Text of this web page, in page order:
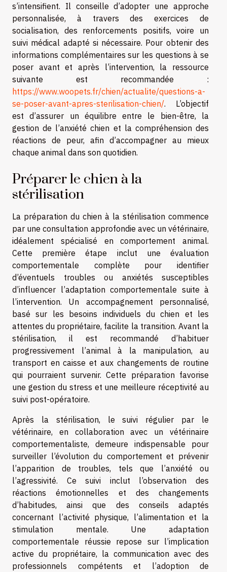
s’intensifient. Il conseille d’adopter une approche
personnalisée, à travers des exercices de
socialisation, des renforcements positifs, voire un
suivi médical adapté si nécessaire. Pour obtenir des
informations complémentaires sur les questions à se
poser avant et après l’intervention, la ressource
suivante est recommandée :
https://www.woopets.fr/chien/actualite/questions-a-
se-poser-avant-apres-sterilisation-chien/. L’objectif
est d’assurer un équilibre entre le bien-être, la
gestion de l’anxiété chien et la compréhension des
réactions de peur, afin d’accompagner au mieux
chaque animal dans son quotidien.
Préparer le chien à la
stérilisation
La préparation du chien à la stérilisation commence
par une consultation approfondie avec un vétérinaire,
idéalement spécialisé en comportement animal.
Cette première étape inclut une évaluation
comportementale complète pour identifier
d’éventuels troubles ou anxiétés susceptibles
d’influencer l’adaptation comportementale suite à
l’intervention. Un accompagnement personnalisé,
basé sur les besoins individuels du chien et les
attentes du propriétaire, facilite la transition. Avant la
stérilisation, il est recommandé d’habituer
progressivement l’animal à la manipulation, au
transport en caisse et aux changements de routine
qui pourraient survenir. Cette préparation favorise
une gestion du stress et une meilleure réceptivité au
suivi post-opératoire.
Après la stérilisation, le suivi régulier par le
vétérinaire, en collaboration avec un vétérinaire
comportementaliste, demeure indispensable pour
surveiller l’évolution du comportement et prévenir
l’apparition de troubles, tels que l’anxiété ou
l’agressivité. Ce suivi inclut l’observation des
réactions émotionnelles et des changements
d’habitudes, ainsi que des conseils adaptés
concernant l’activité physique, l’alimentation et la
stimulation mentale. Une adaptation
comportementale réussie repose sur l’implication
active du propriétaire, la communication avec des
professionnels compétents et l’adoption de